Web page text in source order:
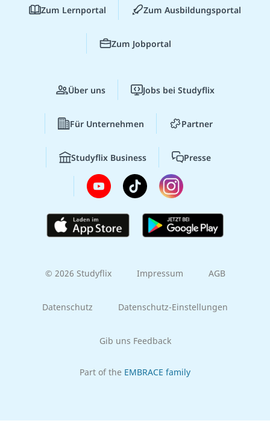
Zum Lernportal Zum Ausbildungsportal
Zum Jobportal
Über uns Jobs bei Studyflix
Für Unternehmen Partner
Studyflix Business Presse
© 2026 Studyflix Impressum AGB
Datenschutz Datenschutz-Einstellungen
Gib uns Feedback
Part of the EMBRACE family